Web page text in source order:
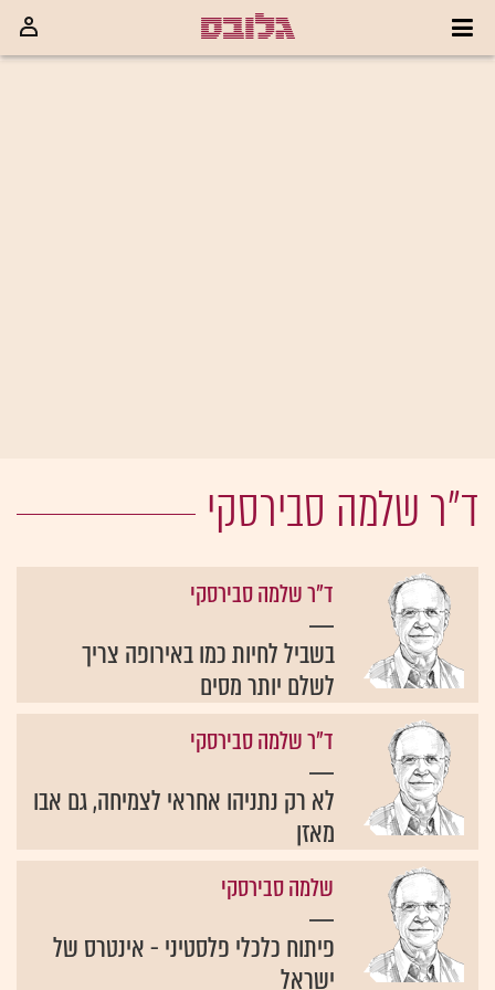
ד"ר שלמה סבירסקי
ד"ר שלמה סבירסקי
בשביל לחיות כמו באירופה צריך
לשלם יותר מסים
ד"ר שלמה סבירסקי
לא רק נתניהו אחראי לצמיחה, גם אבו
מאזן
שלמה סבירסקי
פיתוח כלכלי פלסטיני - אינטרס של
ישראל